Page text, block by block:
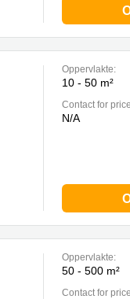
Oppervlakte:
10 - 50 m²
Contact for
N/A
Oppervlakte:
50 - 500 m²
Contact for